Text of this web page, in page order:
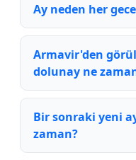
Ay neden her
Armavir'den
dolunay ne
Bir sonraki yeni
zaman?